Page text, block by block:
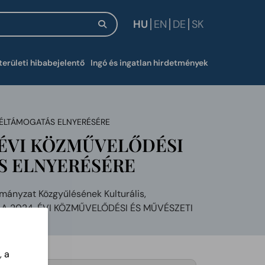
ablakban HU EN DE SK
hibabejelentő Ingó és ingatlan hirdetmények
ELNYERÉSÉRE
KÖZMŰVELŐDÉSI
ELNYERÉSÉRE
Közgyűlésének Kulturális,
ÉVI KÖZMŰVELŐDÉSI ÉS MŰVÉSZETI
a